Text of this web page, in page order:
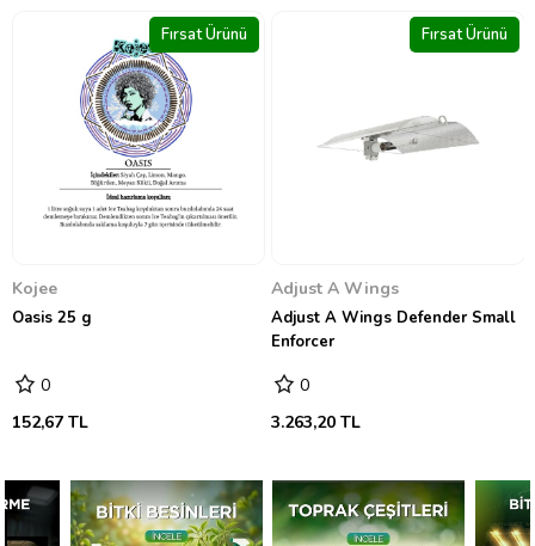
Adjust A Wings
Adjust A Wings Defender Small
3.263,20 TL
Fırsat Ürünü
Bio Hesi Grow 500 ml
Fırsat Ürünü